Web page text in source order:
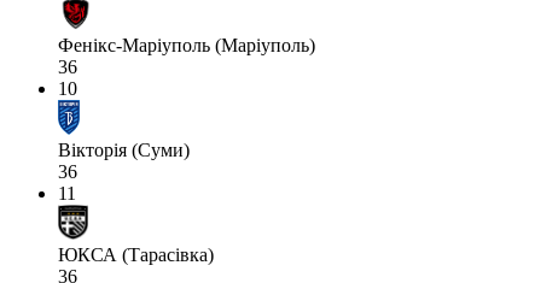
Фенікс-Маріуполь (Маріуполь)
36
10
Вікторія (Суми)
36
11
ЮКСА (Тарасівка)
36